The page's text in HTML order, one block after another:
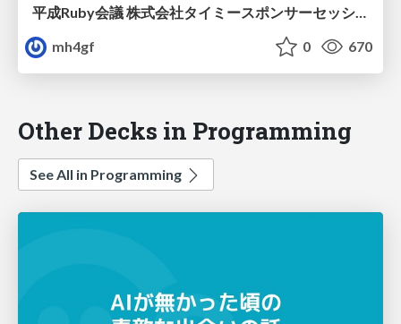
平成Ruby会議 株式会社タイミースポンサーセッション
mh4gf
0 670
Other Decks in Programming
See All in Programming